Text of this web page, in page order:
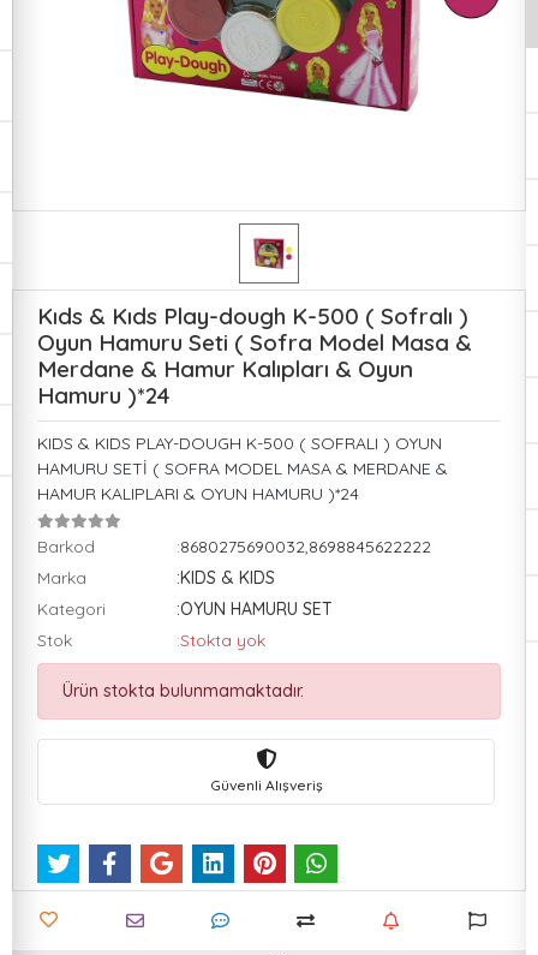
Kıds & Kıds Play-dough K-500 ( Sofralı )
Oyun Hamuru Seti ( Sofra Model Masa &
Merdane & Hamur Kalıpları & Oyun
Hamuru )*24
KIDS & KIDS PLAY-DOUGH K-500 ( SOFRALI ) OYUN
HAMURU SETİ ( SOFRA MODEL MASA & MERDANE &
HAMUR KALIPLARI & OYUN HAMURU )*24
Barkod
:8680275690032,8698845622222
Marka
:KIDS & KIDS
Kategori
:OYUN HAMURU SET
Stok
:Stokta yok
Ürün stokta bulunmamaktadır.
Güvenli Alışveriş